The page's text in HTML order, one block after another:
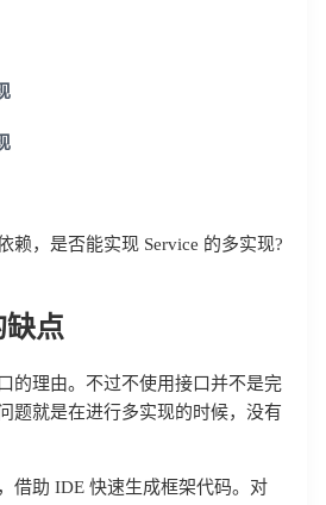
赖，是否能实现 Service 的多实现?
缺点
的理由。不过不使用接口并不是完
题就是在进行多实现的时候，没有
借助 IDE 快速生成框架代码。对